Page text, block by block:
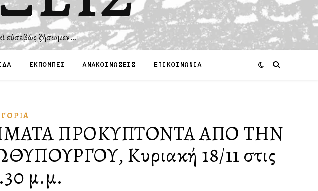
εὐσεβῶς ζήσωμεν…
ΕΚΠΟΜΠΕΣ ΑΝΑΚΟΙΝΩΣΕΙΣ ΕΠΙΚΟΙΝΩΝΙΑ
ΠΡΟΚΥΠΤΟΝΤΑ ΑΠΟ ΤΗΝ
Κυριακή 18/11 στις
μ.μ.